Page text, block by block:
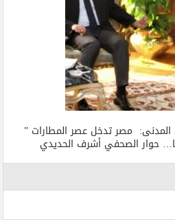
المدنى: مصر تدخل عصر المطارات ”
حوار الصحفي أشرف الحديدي